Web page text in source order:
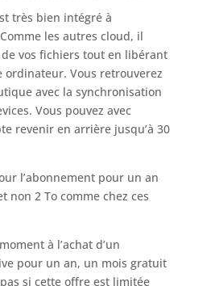
très bien intégré à
les autres cloud, il
vos fichiers tout en libérant
ordinateur. Vous retrouverez
avec la synchronisation
Vous pouvez avec
revenir en arrière jusqu’à 30
l’abonnement pour un an
non 2 To comme chez ces
à l’achat d’un
pour un an, un mois gratuit
si cette offre est limitée